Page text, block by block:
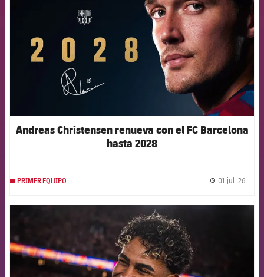
Andreas Christensen renueva con el FC Barcelona
hasta 2028
PRIMER EQUIPO 01 jul. 26
FCB Barcelona badge